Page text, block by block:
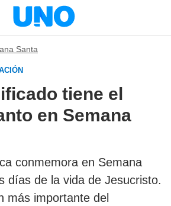
Santa
tiene el
en Semana
conmemora en Semana
días de la vida de Jesucristo.
más importante del